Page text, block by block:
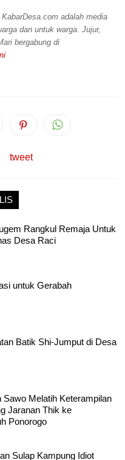
adalah media
dan untuk warga. Jujur,
bergabung di
tweet
Rangkul Remaja Untuk
Desa Raci
untuk Gerabah
Batik Shi-Jumput di Desa
Sawo Melatih Keterampilan
Jaranan Thik ke
Ponorogo
Sulap Kampung Idiot